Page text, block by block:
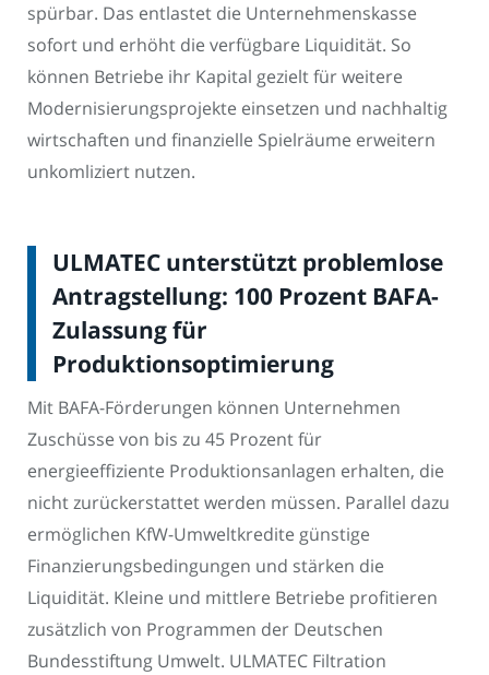
spürbar. Das entlastet die Unternehmenskasse
sofort und erhöht die verfügbare Liquidität. So
können Betriebe ihr Kapital gezielt für weitere
Modernisierungsprojekte einsetzen und nachhaltig
wirtschaften und finanzielle Spielräume erweitern
unkomliziert nutzen.
ULMATEC unterstützt problemlose
Antragstellung: 100 Prozent BAFA-
Zulassung für
Produktionsoptimierung
Mit BAFA-Förderungen können Unternehmen
Zuschüsse von bis zu 45 Prozent für
energieeffiziente Produktionsanlagen erhalten, die
nicht zurückerstattet werden müssen. Parallel dazu
ermöglichen KfW-Umweltkredite günstige
Finanzierungsbedingungen und stärken die
Liquidität. Kleine und mittlere Betriebe profitieren
zusätzlich von Programmen der Deutschen
Bundesstiftung Umwelt. ULMATEC Filtration